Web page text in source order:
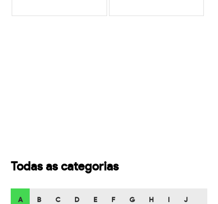
Todas as categorias
A B C D E F G H J